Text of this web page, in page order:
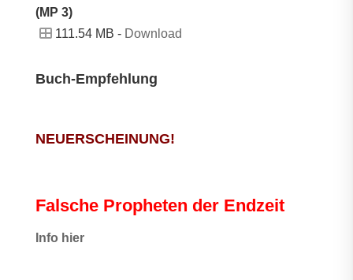
(MP 3)
111.54 MB - Download
Buch-Empfehlung
NEUERSCHEINUNG!
Falsche Propheten der Endzeit
nfo hier